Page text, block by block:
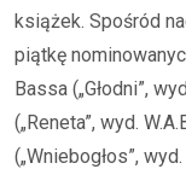
książek. Spośród
piątkę
Bassa („Głodni”,
(„Reneta”, wyd.
(„Wniebogłos”,